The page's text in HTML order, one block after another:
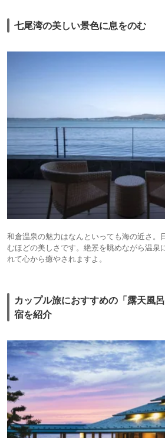
七尾湾の美しい景色に息をのむ
和倉温泉の魅力はなんといっても海の近さ。
むほどの美しさです。絶景を眺めながら温泉
れて心から癒やされますよ。
カップル旅におすすめの「露天風
宿を紹介